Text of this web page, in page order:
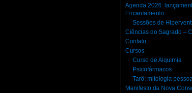
Agenda 2026:
Encantamento.
Sessões de
Ciências do Sagrado –
Contato
Cursos
Curso de Alquimia
Psicofármacos
Tarô: mitologia
Manifesto da Nova